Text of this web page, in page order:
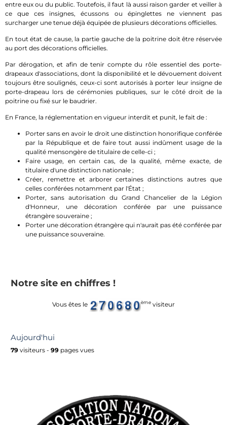
entre eux ou du public. Toutefois, il faut là aussi raison garder et veiller à
ce que ces insignes, écussons ou épinglettes ne viennent pas
surcharger une tenue déjà équipée de plusieurs décorations officielles.
En tout état de cause, la partie gauche de la poitrine doit être réservée
au port des décorations officielles.
Par dérogation, et afin de tenir compte du rôle essentiel des porte-
drapeaux d'associations, dont la disponibilité et le dévouement doivent
toujours être soulignés, ceux-ci sont autorisés à porter leur insigne de
porte-drapeau lors de cérémonies publiques, sur le côté droit de la
poitrine ou fixé sur le baudrier.
En France, la réglementation en vigueur interdit et punit, le fait de :
Porter sans en avoir le droit une distinction honorifique conférée
par la République et de faire tout aussi indûment usage de la
qualité mensongère de titulaire de celle-ci ;
Faire usage, en certain cas, de la qualité, même exacte, de
titulaire d'une distinction nationale ;
Créer, remettre et arborer certaines distinctions autres que
celles conférées notamment par l'État ;
Porter, sans autorisation du Grand Chancelier de la Légion
d'Honneur, une décoration conférée par une puissance
étrangère souveraine ;
Porter une décoration étrangère qui n'aurait pas été conférée par
une puissance souveraine.
Notre site en chiffres !
Vous êtes le ème visiteur
Aujourd'hui
79 visiteurs - 99 pages vues